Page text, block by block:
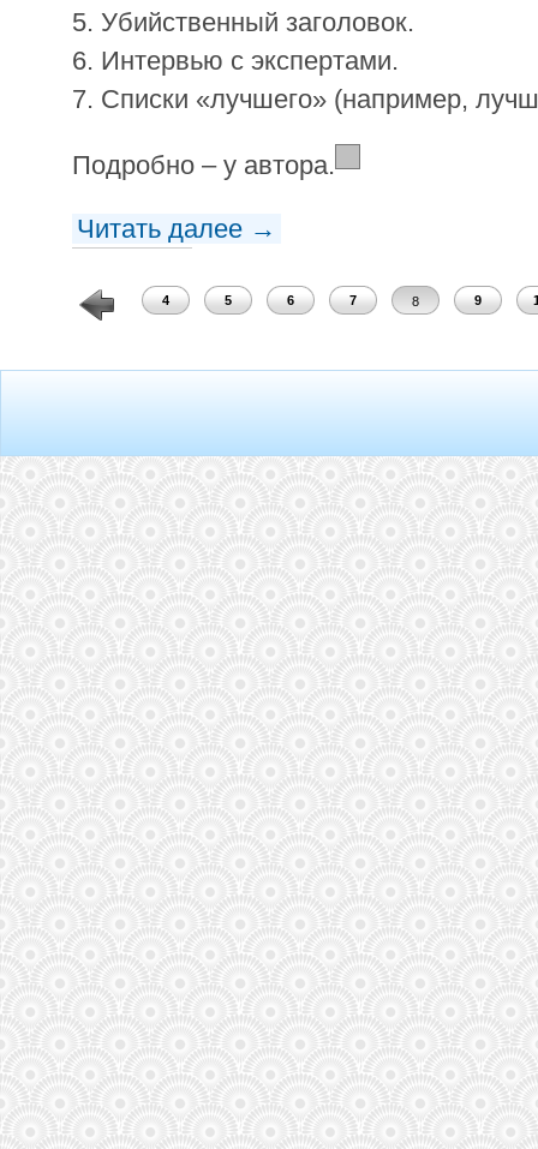
5. Убийственный заголовок.
6. Интервью с экспертами.
7. Списки «лучшего» (например,
Подробно – у автора.
Читать далее →
3 4 5 6 7 8 9